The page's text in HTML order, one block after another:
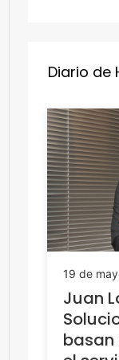
Diario de
19 de
Juan
basan